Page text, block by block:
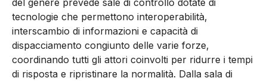
tecnologie che permettono interoperabilità,
interscambio di informazioni e capacità di
dispacciamento congiunto delle varie forze,
coordinando tutti gli attori coinvolti per ridurre i tempi
di risposta e ripristinare la normalità. Dalla sala di